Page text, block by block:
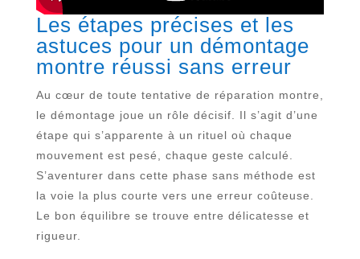
Les étapes précises et les
astuces pour un démontage
montre réussi sans erreur
Au cœur de toute tentative de réparation montre,
le démontage joue un rôle décisif. Il s’agit d’une
étape qui s’apparente à un rituel où chaque
mouvement est pesé, chaque geste calculé.
S’aventurer dans cette phase sans méthode est
la voie la plus courte vers une erreur coûteuse.
Le bon équilibre se trouve entre délicatesse et
rigueur.